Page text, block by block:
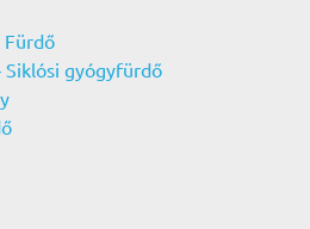
Fürdő
Siklósi gyógyfürdő